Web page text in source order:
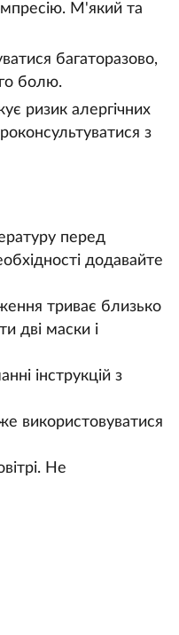
М'який та
багаторазово,
болю.
ризик алергічних
з
перед
додавайте
триває близько
дві маски і
інструкцій з
використовуватися
Не